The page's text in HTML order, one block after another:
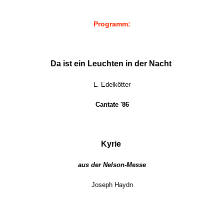
Programm:
Da ist ein Leuchten in der Nacht
L. Edelkötter
Cantate '86
Kyrie
aus der Nelson-Messe
Joseph Haydn